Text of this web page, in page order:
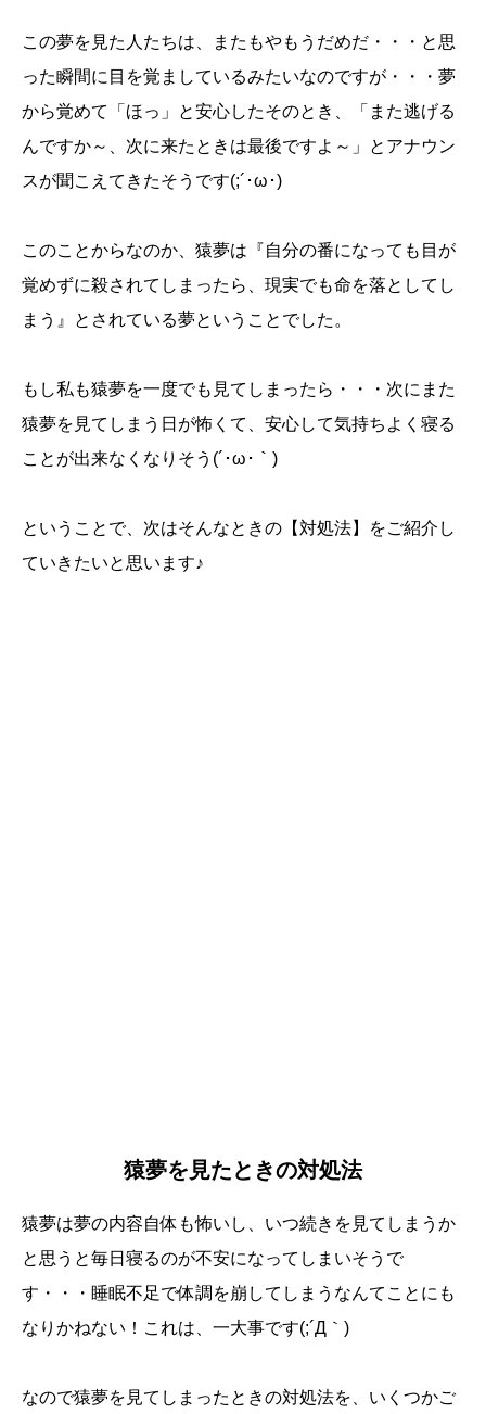
この夢を見た人たちは、またもやもうだめだ・・・と思
った瞬間に目を覚ましているみたいなのですが・・・夢
から覚めて「ほっ」と安心したそのとき、「また逃げる
んですか～、次に来たときは最後ですよ～」とアナウン
スが聞こえてきたそうです(;´･ω･)
このことからなのか、猿夢は『自分の番になっても目が
覚めずに殺されてしまったら、現実でも命を落としてし
まう』とされている夢ということでした。
もし私も猿夢を一度でも見てしまったら・・・次にまた
猿夢を見てしまう日が怖くて、安心して気持ちよく寝る
ことが出来なくなりそう(´･ω･｀)
ということで、次はそんなときの【対処法】をご紹介し
ていきたいと思います♪
猿夢を見たときの対処法
猿夢は夢の内容自体も怖いし、いつ続きを見てしまうか
と思うと毎日寝るのが不安になってしまいそうで
す・・・睡眠不足で体調を崩してしまうなんてことにも
なりかねない！これは、一大事です(;´Д｀)
なので猿夢を見てしまったときの対処法を、いくつかご